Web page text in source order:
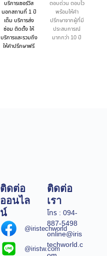
บริการเซอร์วิส
นอกสถานที่ 1 ปี
เต็ม บริการส่ง
ซ่อม ติดตั้ง ให้
บริการและรวมถึง
ให้คำปรึกษาฟรี
ตอบด่วน ตอบไว
พร้อมให้คำ
ปรึกษาจากผู้ที่มี
ประสบการณ์
มากกว่า 10 ปี
ติดต่อ
ออนไล
น์
@iristechworld
@iristw.com
ติดต่อ
เรา
โทร : 094-
887-5498
online@iris
techworld.c